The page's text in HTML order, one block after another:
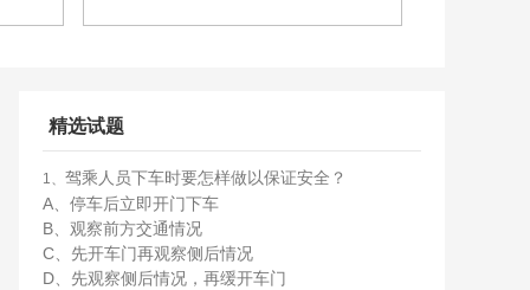
精选试题
1、 驾乘人员下车时要怎样做以保证安全？
A、停车后立即开门下车
B、观察前方交通情况
C、先开车门再观察侧后情况
D、先观察侧后情况，再缓开车门